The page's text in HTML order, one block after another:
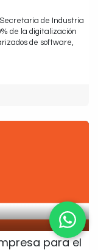
de Industria
de la digitalización
de software,
para el